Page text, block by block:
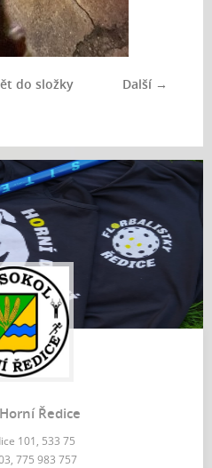
Další →
do složky
Ředice
101, 533 75
775 983 757